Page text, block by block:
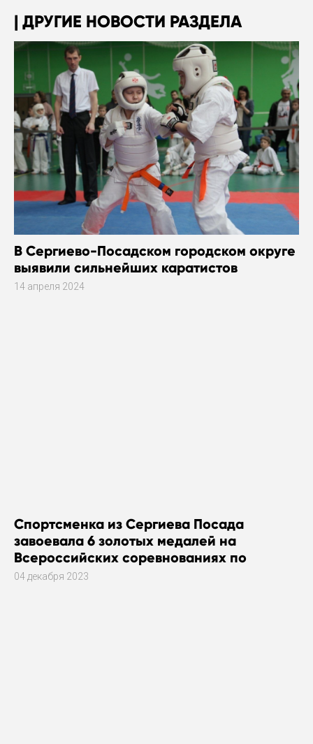
ДРУГИЕ НОВОСТИ РАЗДЕЛА
В Сергиево-Посадском городском округе
выявили сильнейших каратистов
14 апреля 2024
Спортсменка из Сергиева Посада
завоевала 6 золотых медалей на
Всероссийских соревнованиях по
плаванию
04 декабря 2023